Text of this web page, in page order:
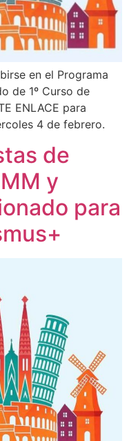
en el Programa
de 1º Curso de
ENLACE para
4 de febrero.
de
y
para